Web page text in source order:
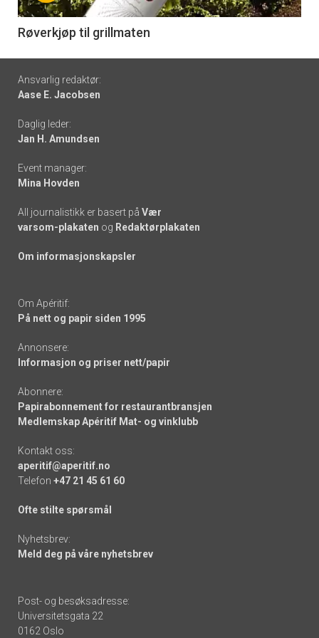
6
Røverkjøp til grillmaten
Footer
-
links
Ansvarlig redaktør:
Aase E. Jacobsen
Daglig leder:
Jan H. Amundsen
Event manager:
Mina Hovden
All journalistikk er basert på Vær
varsom-plakaten og Redaktørplakaten
Om informasjonskapsler
Om Apéritif:
På nett og papir siden 1995
Annonsere:
Informasjon og priser nett/papir
Abonnere:
Papirabonnement for restaurantbransjen
Medlemskap Apéritif Mat- og vinklubb
Kontakt oss:
aperitif@aperitif.no
Telefon +47 21 45 61 60
Ofte stilte spørsmål
Nyhetsbrev:
Meld deg på våre nyhetsbrev
Post- og besøksadresse:
Universitetsgata 22
0162 Oslo